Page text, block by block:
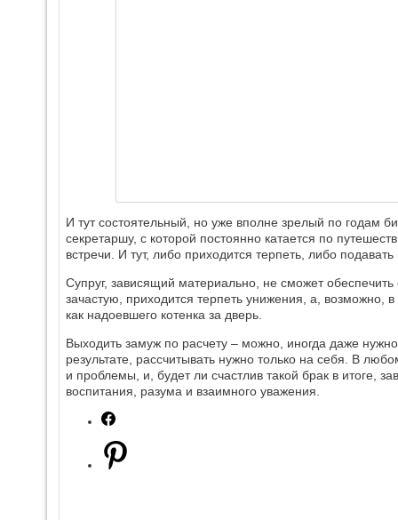
И тут состоятельный, но уже вполне зрелый по годам
секретаршу, с которой постоянно катается по
встречи. И тут, либо приходится терпеть, либо
Супруг, зависящий материально, не сможет
зачастую, приходится терпеть унижения, а, возможно,
как надоевшего котенка за дверь.
Выходить замуж по расчету – можно, иногда даже
результате, рассчитывать нужно только на себя. В
и проблемы, и, будет ли счастлив такой брак в итоге,
воспитания, разума и взаимного уважения.